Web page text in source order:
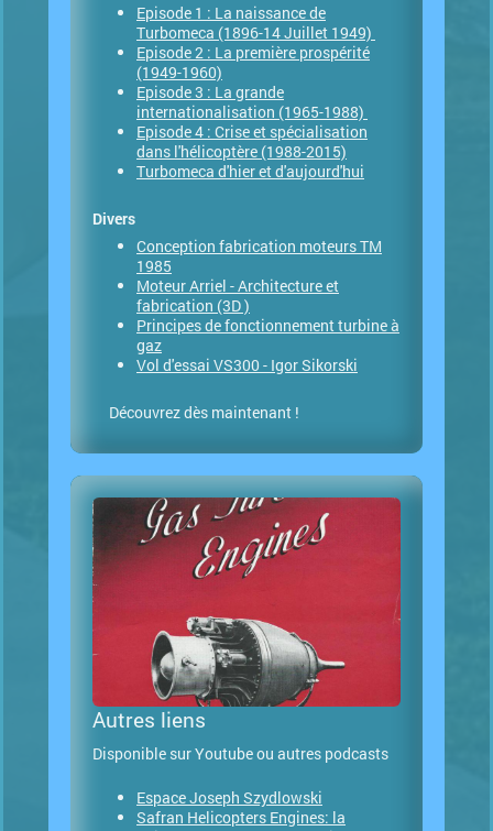
Episode 1 : La naissance de
Turbomeca (1896-14 Juillet 1949)
Episode 2 : La première prospérité
(1949-1960)
Episode 3 : La grande
internationalisation (1965-1988)
Episode 4 : Crise et spécialisation
dans l'hélicoptère (1988-2015)
Turbomeca d'hier et d'aujourd'hui
Divers
Conception fabrication moteurs TM
1985
Moteur Arriel - Architecture et
fabrication (3D )
Principes de fonctionnement turbine à
gaz
Vol d'essai VS300 - Igor Sikorski
Découvrez dès maintenant !
Autres liens
Disponible sur Youtube ou autres podcasts
Espace Joseph Szydlowski
Safran Helicopters Engines: la